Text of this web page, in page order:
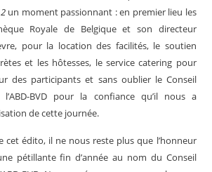
un moment passionnant : en premier lieu les
Royale de Belgique et son directeur
pour la location des facilités, le soutien
et les hôtesses, le service catering pour
des participants et sans oublier le Conseil
l’ABD-BVD pour la confiance qu’il nous a
de cette journée.
cet édito, il ne nous reste plus que l’honneur
pétillante fin d’année au nom du Conseil